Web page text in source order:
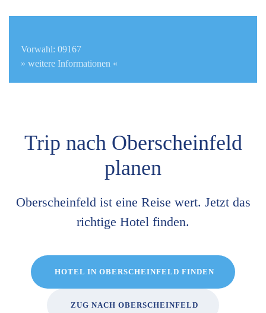
Vorwahl: 09167
» weitere Informationen «
Trip nach Oberscheinfeld
planen
Oberscheinfeld ist eine Reise wert. Jetzt das
richtige Hotel finden.
HOTEL IN OBERSCHEINFELD FINDEN
ZUG NACH OBERSCHEINFELD